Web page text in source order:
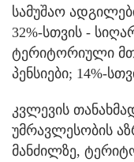
სამუშაო
32%-სთვის -
ტერიტორიული
პენსიები; 14%-
კვლევის
უმრავლესობის
მანძილზე,